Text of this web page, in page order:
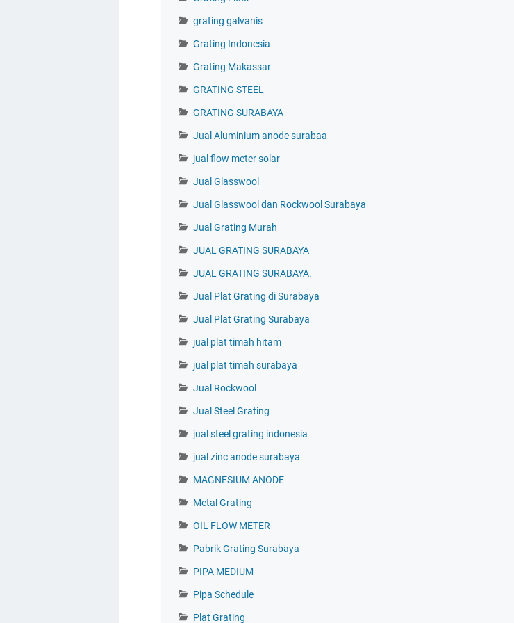
grating galvanis
Grating Indonesia
Grating Makassar
GRATING STEEL
GRATING SURABAYA
Jual Aluminium anode surabaa
jual flow meter solar
Jual Glasswool
Jual Glasswool dan Rockwool Surabaya
Jual Grating Murah
JUAL GRATING SURABAYA
JUAL GRATING SURABAYA.
Jual Plat Grating di Surabaya
Jual Plat Grating Surabaya
jual plat timah hitam
jual plat timah surabaya
Jual Rockwool
Jual Steel Grating
jual steel grating indonesia
jual zinc anode surabaya
MAGNESIUM ANODE
Metal Grating
OIL FLOW METER
Pabrik Grating Surabaya
PIPA MEDIUM
Pipa Schedule
Plat Grating